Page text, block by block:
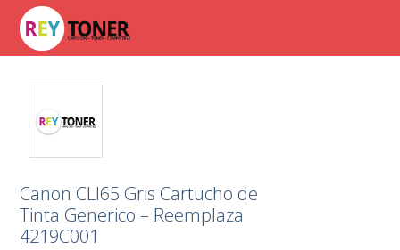
Canon CLI65 Gris Cartucho de
Tinta Generico – Reemplaza
4219C001